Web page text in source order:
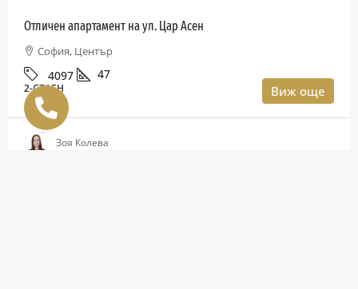
Отличен апартамент на ул. Цар Асен
София, Център
4097 47
2-СТАЕН Виж още
Зоя Колева